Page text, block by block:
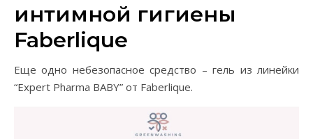
интимной гигиены
Faberlique
Еще одно небезопасное средство – гель из линейки
“Expert Pharma BABY” от Faberlique.